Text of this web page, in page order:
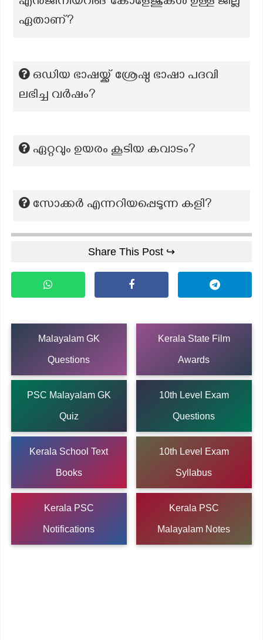
ഏതാണ്?
ഒഡിയ ഭാഷയ്ക്ക് ശ്രേഷ്ഠ ഭാഷാ പദവി
ലഭിച്ച വർഷം?
ഏറ്റവും ഉയരം കൂടിയ കവാടം?
സോക്കർ എന്നറിയപ്പെടുന്ന കളി?
Share This Post ↪
Malayalam GK
Questions
Kerala State Film
Awards
PSC Malayalam GK
Quiz
10th Level Exam
Questions
Kerala School Text
Books
10th Level Exam
Syllabus
Kerala PSC
Notifications
Kerala PSC
Malayalam Notes